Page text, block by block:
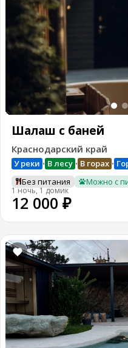
Шалаш с баней
Краснодарский край
У реки • В лесу • В горах •
Без питания Можно с
1 ночь, 1 домик
12 000 ₽